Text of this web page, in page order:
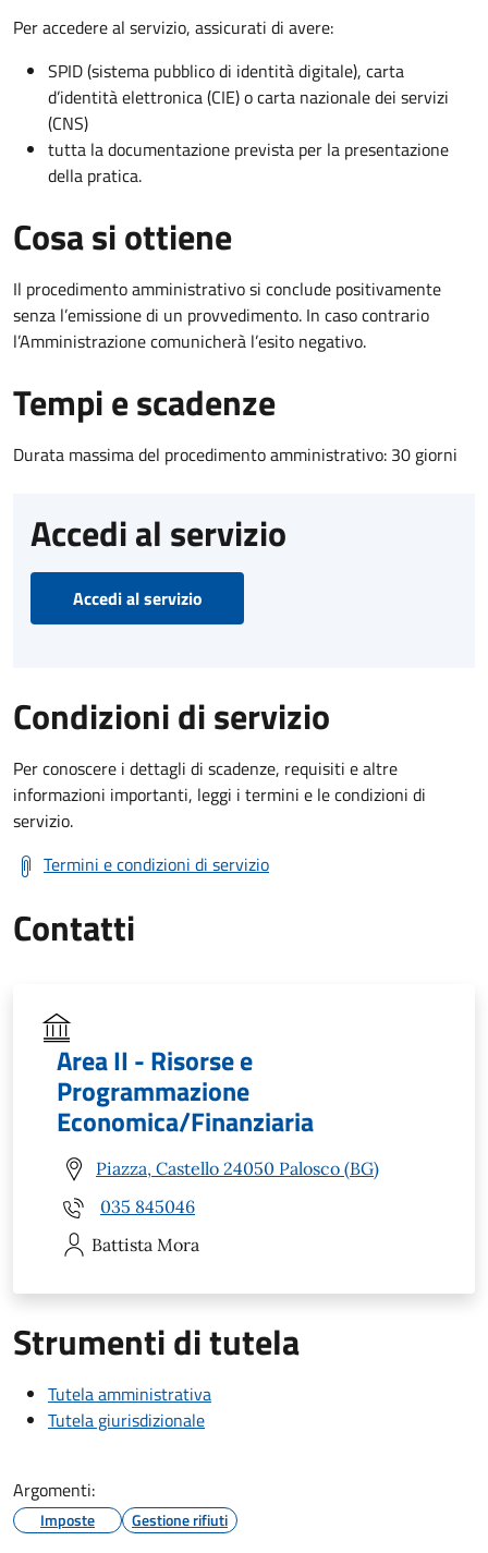
Per accedere al servizio, assicurati di avere:
SPID (sistema pubblico di identità digitale), carta
d’identità elettronica (CIE) o carta nazionale dei servizi
(CNS)
tutta la documentazione prevista per la presentazione
della pratica.
Cosa si ottiene
Il procedimento amministrativo si conclude positivamente
senza l’emissione di un provvedimento. In caso contrario
l’Amministrazione comunicherà l’esito negativo.
Tempi e scadenze
Durata massima del procedimento amministrativo: 30 giorni
Accedi al servizio
Accedi al servizio
Condizioni di servizio
Per conoscere i dettagli di scadenze, requisiti e altre
informazioni importanti, leggi i termini e le condizioni di
servizio.
Termini e condizioni di servizio
Contatti
Area II - Risorse e
Programmazione
Economica/Finanziaria
Piazza, Castello 24050 Palosco (BG)
035 845046
Battista Mora
Strumenti di tutela
Tutela amministrativa
Tutela giurisdizionale
Argomenti:
Imposte Gestione rifiuti